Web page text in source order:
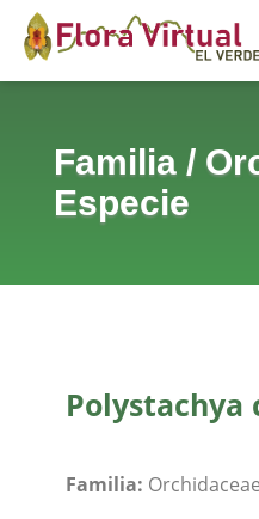
Familia/
Especie
Polystachya
Familia: Orchidaceae